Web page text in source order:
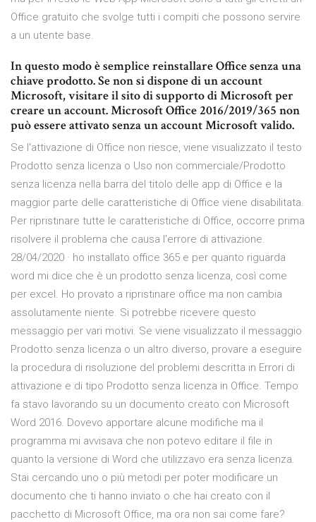
Office gratuito che svolge tutti i compiti che possono servire
a un utente base.
In questo modo è semplice reinstallare Office senza una
chiave prodotto. Se non si dispone di un account
Microsoft, visitare il sito di supporto di Microsoft per
creare un account. Microsoft Office 2016/2019/365 non
può essere attivato senza un account Microsoft valido.
Se l'attivazione di Office non riesce, viene visualizzato il testo
Prodotto senza licenza o Uso non commerciale/Prodotto
senza licenza nella barra del titolo delle app di Office e la
maggior parte delle caratteristiche di Office viene disabilitata.
Per ripristinare tutte le caratteristiche di Office, occorre prima
risolvere il problema che causa l'errore di attivazione.
28/04/2020 · ho installato office 365 e per quanto riguarda
word mi dice che è un prodotto senza licenza, così come
per excel. Ho provato a ripristinare office ma non cambia
assolutamente niente. Si potrebbe ricevere questo
messaggio per vari motivi. Se viene visualizzato il messaggio
Prodotto senza licenza o un altro diverso, provare a eseguire
la procedura di risoluzione del problemi descritta in Errori di
attivazione e di tipo Prodotto senza licenza in Office. Tempo
fa stavo lavorando su un documento creato con Microsoft
Word 2016. Dovevo apportare alcune modifiche ma il
programma mi avvisava che non potevo editare il file in
quanto la versione di Word che utilizzavo era senza licenza.
Stai cercando uno o più metodi per poter modificare un
documento che ti hanno inviato o che hai creato con il
pacchetto di Microsoft Office, ma ora non sai come fare?